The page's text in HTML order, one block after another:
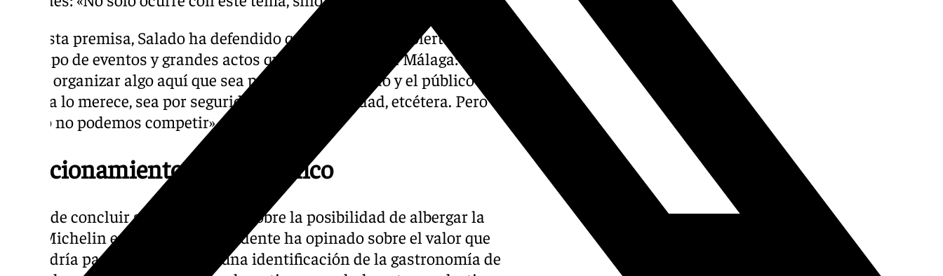
Bajo esta premisa, Salado ha defendido que Málaga está abierta a acoger
todo tipo de eventos y grandes actos que quieran venir a Málaga: «Si se
quiere organizar algo aquí que sea porque el aficionado y el público de
Málaga lo merece, sea por seguridad, por conectividad, etcétera. Pero en
dinero no podemos competir».
Posicionamiento gastronómico
Antes de concluir su intervención sobre la posibilidad de albergar la
Gala Michelin en Málaga, el presidente ha opinado sobre el valor que
supondría para la ciudad: » Es una identificación de la gastronomía de